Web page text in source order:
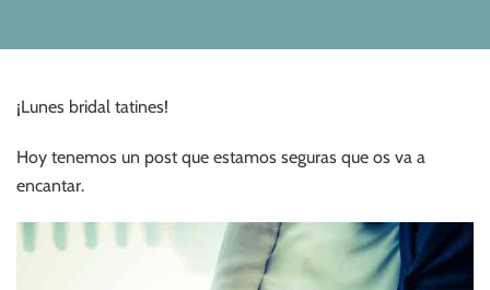
¡Lunes bridal tatines!
Hoy tenemos un post que estamos seguras que os va a
encantar.